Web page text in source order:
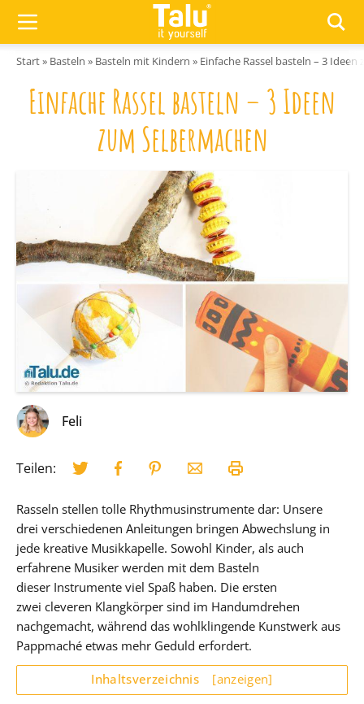
Start» Basteln » Basteln mit Kindern » Einfache Rassel basteln – 3 Ideen
Einfache Rassel basteln – 3 Ideen
zum Selbermachen
Feli
Teilen:
Rasseln stellen tolle Rhythmusinstrumente dar: Unsere
drei verschiedenen Anleitungen bringen Abwechslung in
jede kreative Musikkapelle. Sowohl Kinder, als auch
erfahrene Musiker werden mit dem Basteln
dieser Instrumente viel Spaß haben. Die ersten
zwei cleveren Klangkörper sind im Handumdrehen
nachgemacht, während das wohlklingende Kunstwerk aus
Pappmaché etwas mehr Geduld erfordert.
Inhaltsverzeichnis [anzeigen]